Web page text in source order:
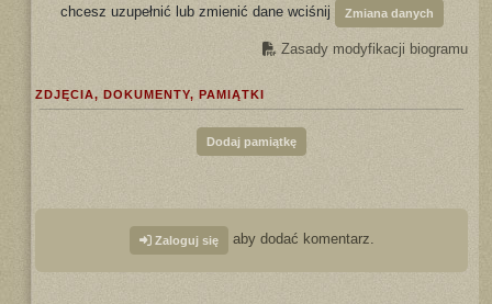
chcesz uzupełnić lub zmienić dane wciśnij
Zmiana danych
Zasady modyfikacji biogramu
ZDJĘCIA, DOKUMENTY, PAMIĄTKI
Dodaj pamiątkę
Zaloguj się aby dodać komentarz.